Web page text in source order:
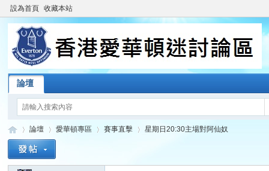
設為首頁 收藏本站
論壇
論壇 愛華頓專區 賽事直擊 星期日20:30主場對阿仙奴